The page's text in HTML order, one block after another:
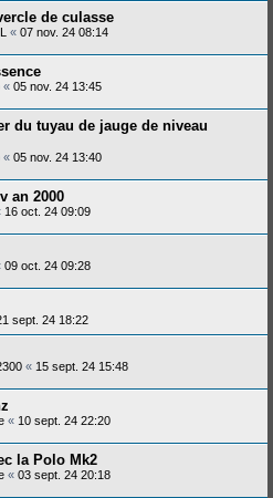
de culasse
« 07 nov. 24 08:14
« 05 nov. 24 13:45
du tuyau de jauge de niveau
« 05 nov. 24 13:40
an 2000
16 oct. 24 09:09
09 oct. 24 09:28
sept. 24 18:22
« 15 sept. 24 15:48
« 10 sept. 24 22:20
la Polo Mk2
« 03 sept. 24 20:18